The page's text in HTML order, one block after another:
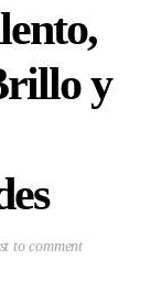
y
to comment